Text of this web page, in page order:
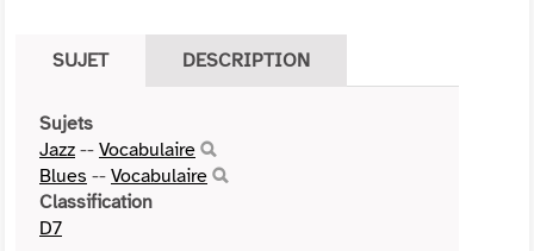
SUJET DESCRIPTION
Sujets
Jazz -- Vocabulaire
Blues -- Vocabulaire
Classification
D7